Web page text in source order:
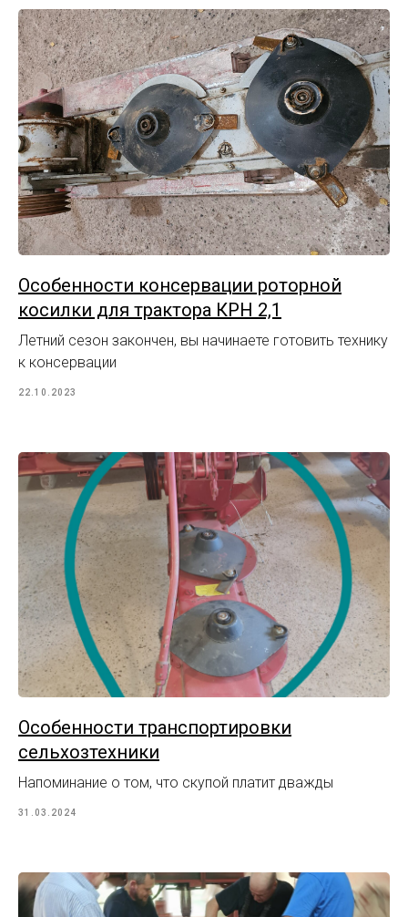
Особенности консервации роторной
косилки для трактора КРН 2,1
Летний сезон закончен, вы начинаете готовить технику
к консервации
22.10.2023
Особенности транспортировки
сельхозтехники
Напоминание о том, что скупой платит дважды
31.03.2024